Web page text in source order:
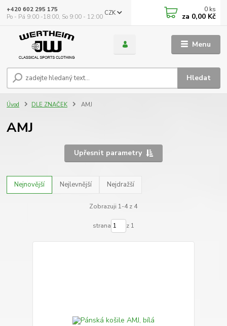
Menu
CZK
Hledat
+420 602 295 175
Po - Pá 9:00 -18:00, So 9:00 - 12:00
0 ks
za 0,00 Kč
Úvod DLE ZNAČEK AMJ
AMJ
Upřesnit parametry
Nejnovější Nejlevnější Nejdražší
Zobrazuji 1-4 z 4
strana z 1